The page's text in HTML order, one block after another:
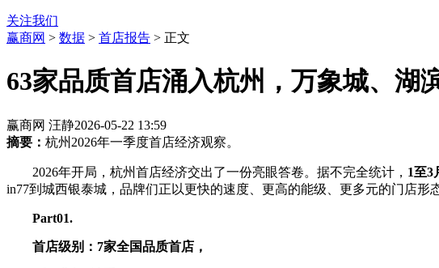
关注我们
赢商网 > 数据 > 首店报告 > 正文
63家品质首店涌入杭州，万象城、湖
赢商网 汪静2026-05-22 13:59
摘要： 杭州2026年一季度首店经济观察。
2026年开局，杭州首店经济交出了一份亮眼答卷。据不完全统计， 1至3
in77到城西银泰城，品牌们正以更快的速度、更高的能级、更多元的门店形
Part01.
首店级别： 7家全国品质首店，